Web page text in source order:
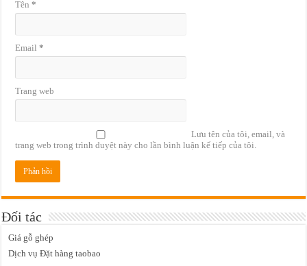
Tên*
Email*
Trang web
Lưu tên của tôi, email, và
trang web trong trình duyệt này cho lần bình luận kế tiếp của tôi.
Đối tác
Giá gỗ ghép
Dịch vụ Đặt hàng taobao